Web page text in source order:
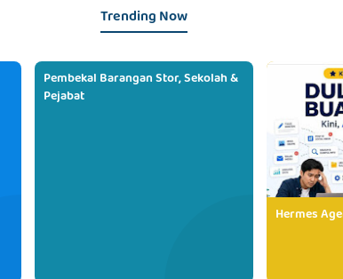
Trending Now
Pembekal Barangan Stor, Sekolah &
Pejabat
Hermes